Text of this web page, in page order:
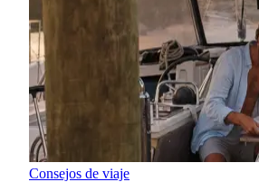
Consejos de viaje